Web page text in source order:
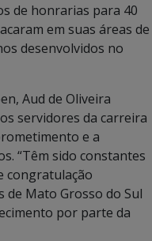
de honrarias para 40
em suas áreas de
desenvolvidos no
Aud de Oliveira
servidores da carreira
e a
“Têm sido constantes
congratulação
de Mato Grosso do Sul
por parte da